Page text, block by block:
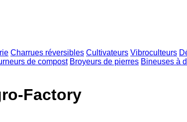
Charrues réversibles Cultivateurs Vibroculteurs
de compost Broyeurs de pierres Bineuses à
Factory